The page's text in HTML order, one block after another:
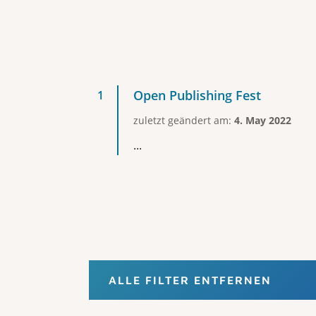
Open Publishing Fest
zuletzt geändert am: 4. May 2022
...
ALLE FILTER ENTFERNEN